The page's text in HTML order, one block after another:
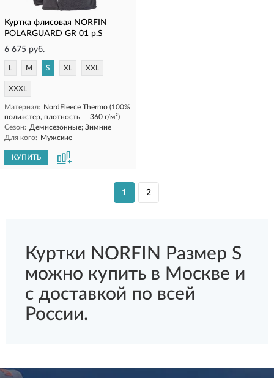
Куртка флисовая NORFIN
POLARGUARD GR 01 р.S
6 675 руб.
L M S XL XXL
XXXL
Материал: NordFleece Thermo (100%
полиэстер, плотность — 360 г/м²)
Сезон: Демисезонные; Зимние
Для кого: Мужские
КУПИТЬ
1 2
Куртки NORFIN Размер S
можно купить в Москве и
с доставкой по всей
России.